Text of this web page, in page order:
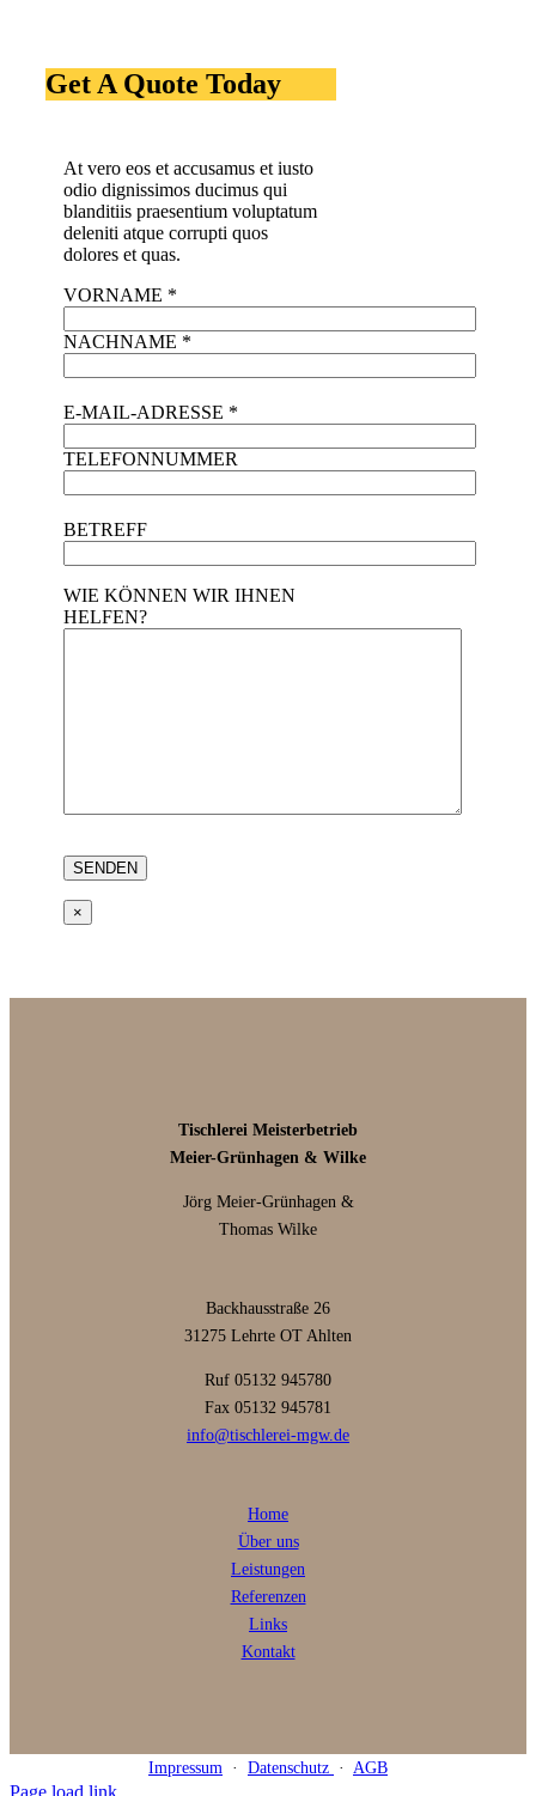
Get A Quote Today
At vero eos et accusamus et iusto
odio dignissimos ducimus qui
blanditiis praesentium voluptatum
deleniti atque corrupti quos
dolores et quas.
VORNAME *
NACHNAME *
E-MAIL-ADRESSE *
TELEFONNUMMER
BETREFF
WIE KÖNNEN WIR IHNEN
HELFEN?
×
Tischlerei Meisterbetrieb
Meier-Grünhagen & Wilke
Jörg Meier-Grünhagen &
Thomas Wilke
Backhausstraße 26
31275 Lehrte OT Ahlten
Ruf 05132 945780
Fax 05132 945781
info@tischlerei-mgw.de
Home
Über uns
Leistungen
Referenzen
Links
Kontakt
Impressum · Datenschutz · AGB
Page load link